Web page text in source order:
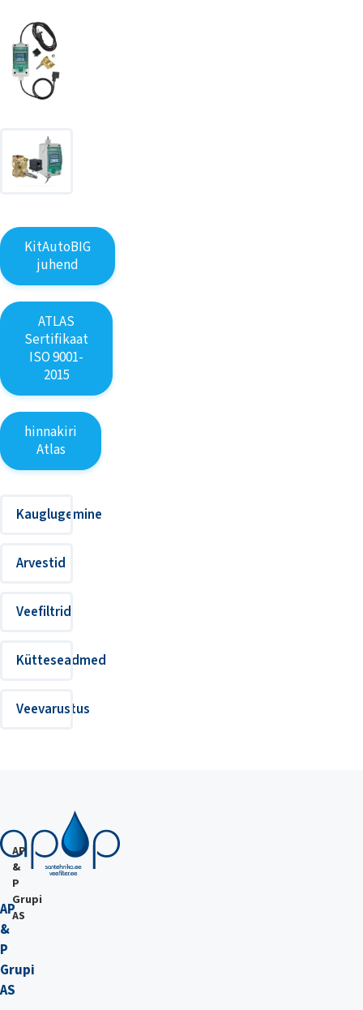
KitAutoBIG
juhend
ATLAS
Sertifikaat
ISO 9001-
2015
hinnakiri
Atlas
Kauglugemine
Arvestid
Veefiltrid
Kütteseadmed
Veevarustus
AP
&
P
Grupi
AS
AP
&
P
Grupi
AS